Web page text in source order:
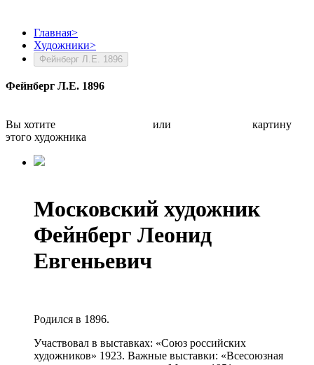
Главная>
Художники>
Фейнберг Л.Е. 1896
Фейнберг Л.Е. 1896
Вы хотите или
картину
этого художника
Московский художник
Фейнберг Леонид
Евгеньевич
Родился в 1896.
Участвовал в выставках: «Союз российских
художников» 1923. Важные выставки: «Всесоюзная